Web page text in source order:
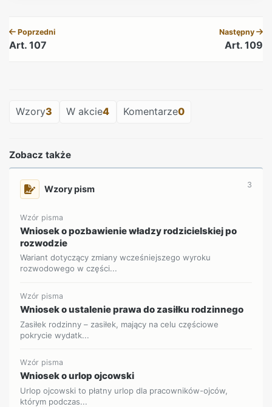
Poprzedni
Art. 107
Następny
Art. 109
Wzory3 W akcie4 Komentarze0
Zobacz także
Wzory pism 3
Wzór pisma
Wniosek o pozbawienie władzy rodzicielskiej po
rozwodzie
Wariant dotyczący zmiany wcześniejszego wyroku
rozwodowego w części...
Wzór pisma
Wniosek o ustalenie prawa do zasiłku rodzinnego
Zasiłek rodzinny – zasiłek, mający na celu częściowe
pokrycie wydatk...
Wzór pisma
Wniosek o urlop ojcowski
Urlop ojcowski to płatny urlop dla pracowników-ojców,
którym podczas...